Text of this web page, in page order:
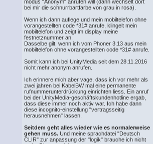
modus "Anonym" anrufen will (dann wechselt dort
bei mir die schnurrbartfarbe von grau in rosa).
Wenn ich dann auflege und mein mobiltelefon ohne
vorangestellten code *31# anrufe, klingelt mein
mobiltelefon und zeigt im display meine
festnetznummer an.
Dasselbe gilt, wenn ich vom Phoner 3.13 aus mein
mobiltelefon ohne vorangestellten code *31# anrufe.
Somit kann ich bei UnityMedia seit dem 28.11.2016
nicht mehr anonym anrufen.
Ich erinnere mich aber vage, dass ich vor mehr als
zwei jahren bei KabelBW mal eine permanente
rufnummerunterdrückung einrichten liess. Ein anruf
bei der UnityMedia-geschäftskundenhotline ergab,
dass diese immer noch aktiv war. Ich habe dann
diese incognito-einstellung "vertragsseitig
herausnehmen" lassen.
Seitdem geht alles wieder wie es normalerweise
gehen muss. Und meine sprachdatei "Deutsch
CLIR" zur anpassung der "logik" brauche ich nicht